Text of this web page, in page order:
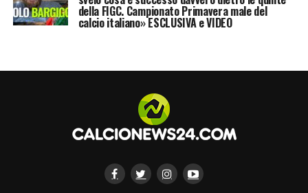
i club europei che busseranno alla porta per
LA PLAYLIST DELLE NOSTRE TOP NEWS
della FIGC. Campionato Primavera male del
calcio italiano» ESCLUSIVA e VIDEO